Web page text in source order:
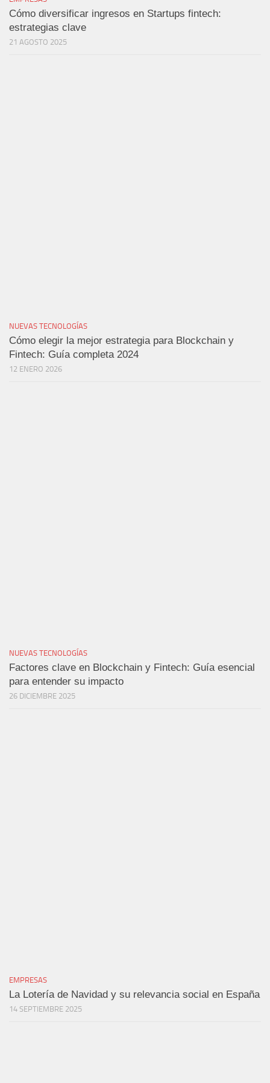
Cómo diversificar ingresos en Startups fintech:
estrategias clave
21 AGOSTO 2025
NUEVAS TECNOLOGÍAS
Cómo elegir la mejor estrategia para Blockchain y
Fintech: Guía completa 2024
12 ENERO 2026
NUEVAS TECNOLOGÍAS
Factores clave en Blockchain y Fintech: Guía esencial
para entender su impacto
26 DICIEMBRE 2025
EMPRESAS
La Lotería de Navidad y su relevancia social en España
14 SEPTIEMBRE 2025